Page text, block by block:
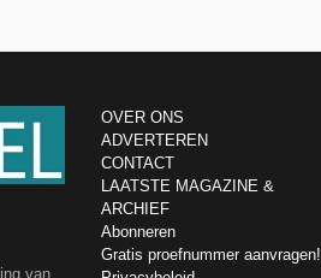
van
OVER ONS
ADVERTEREN
CONTACT
LAATSTE MAGAZINE &
ARCHIEF
Abonneren
Gratis proefnummer aanvragen!